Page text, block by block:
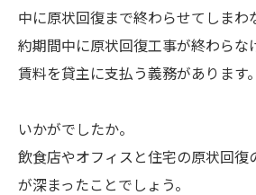
中に原状回復まで終わらせてしまわ
約期間中に原状回復工事が終わらな
賃料を貸主に支払う義務があります。
いかがでしたか。
飲食店やオフィスと住宅の原状回復
が深まったことでしょう。